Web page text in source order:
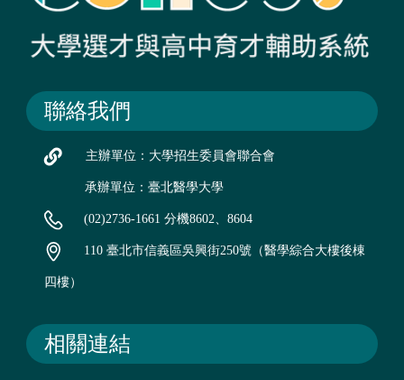
聯絡我們
主辦單位：大學招生委員會聯合會
承辦單位：臺北醫學大學
(02)2736-1661 分機8602、8604
110 臺北市信義區吳興街250號（醫學綜合大樓後棟
四樓）
相關連結